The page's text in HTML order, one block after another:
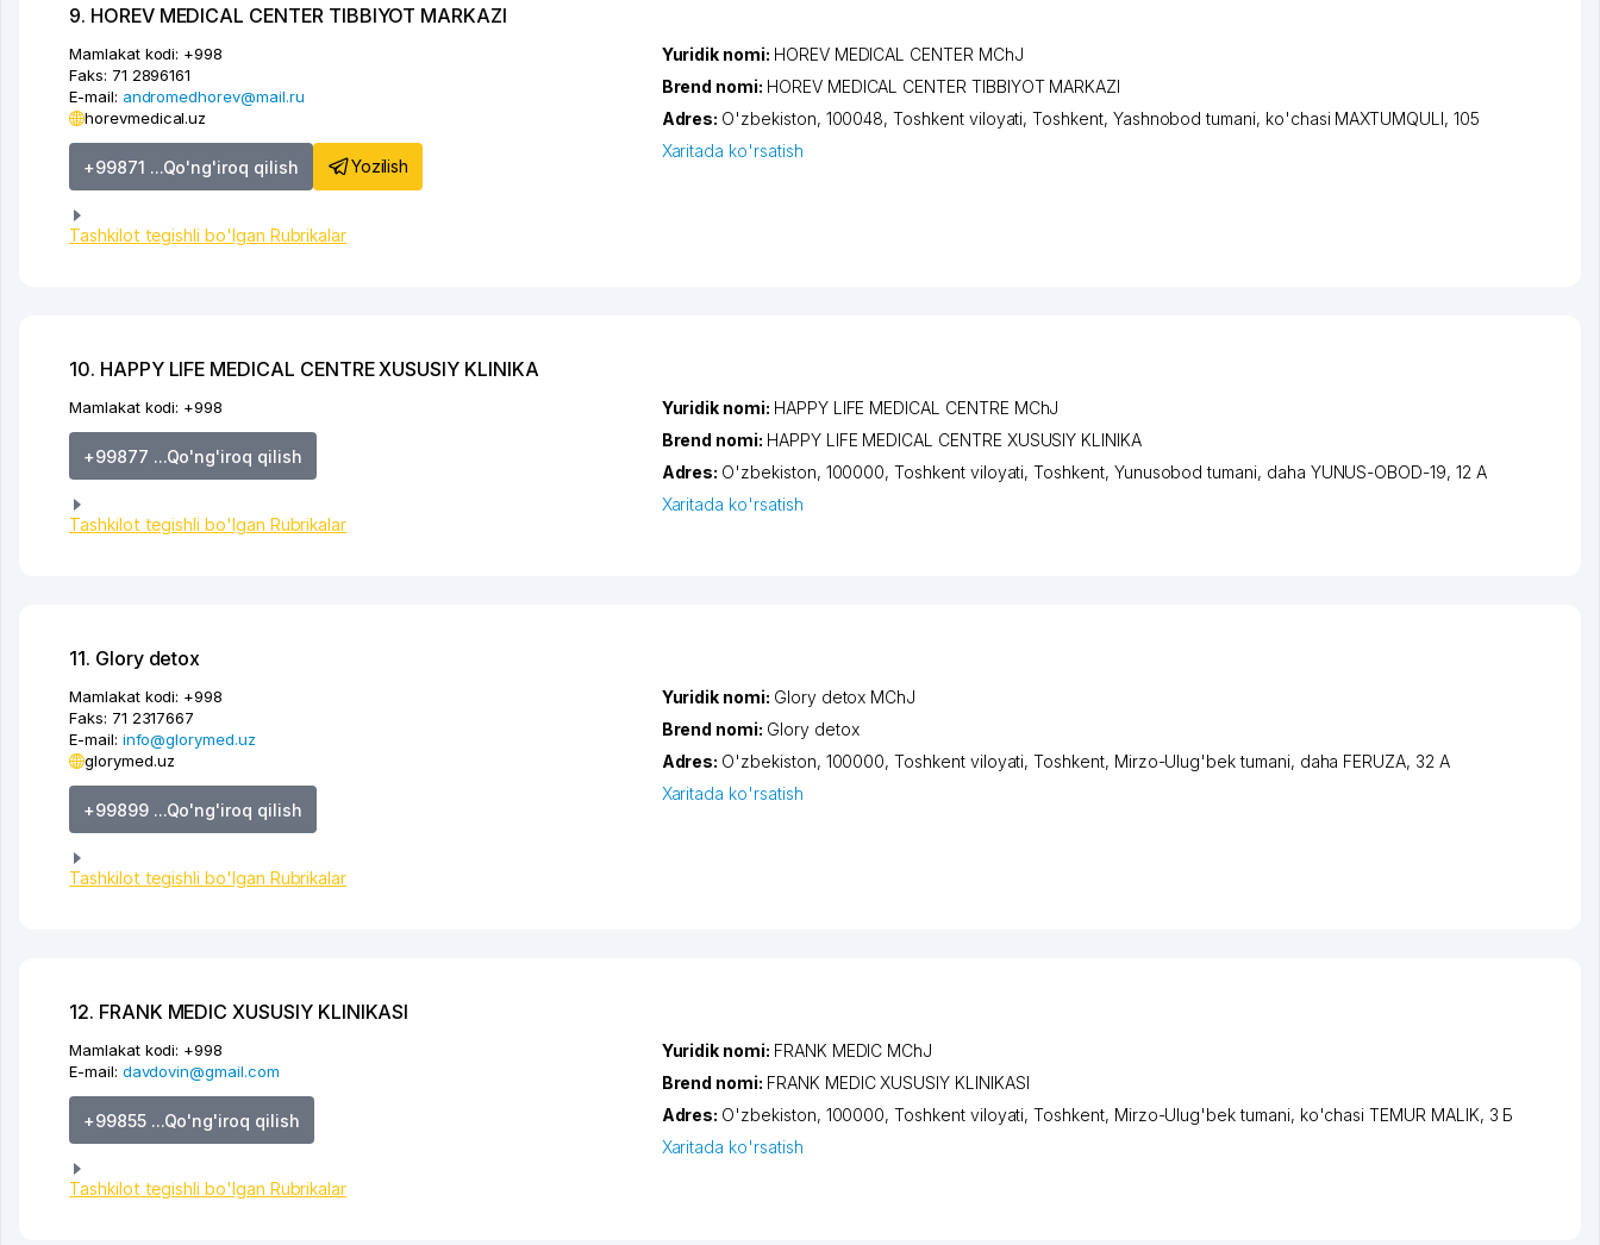
9. HOREV MEDICAL CENTER TIBBIYOT MARKAZI
Mamlakat kodi: +998
Faks: 71 2896161
E-mail: andromedhorev@mail.ru
horevmedical.uz
+99871 ...Qo'ng'iroq qilish Yozilish
Tashkilot tegishli bo'lgan Rubrikalar
Yuridik nomi: HOREV MEDICAL CENTER MChJ
Brend nomi: HOREV MEDICAL CENTER TIBBIYOT MARKAZI
Adres: O'zbekiston, 100048,Toshkent viloyati,Toshkent, Yashnobod tumani, ko'chasi MAXTUMQULI, 105
Xaritada ko'rsatish
10. HAPPY LIFE MEDICAL CENTRE XUSUSIY KLINIKA
Mamlakat kodi: +998
+99877 ...Qo'ng'iroq qilish
Tashkilot tegishli bo'lgan Rubrikalar
Yuridik nomi: HAPPY LIFE MEDICAL CENTRE MChJ
Brend nomi: HAPPY LIFE MEDICAL CENTRE XUSUSIY KLINIKA
Adres: O'zbekiston, 100000,Toshkent viloyati,Toshkent, Yunusobod tumani, daha YUNUS-OBOD-19, 12 А
Xaritada ko'rsatish
11. Glory detox
Mamlakat kodi: +998
Faks: 71 2317667
E-mail: info@glorymed.uz
glorymed.uz
+99899 ...Qo'ng'iroq qilish
Tashkilot tegishli bo'lgan Rubrikalar
Yuridik nomi: Glory detox MChJ
Brend nomi: Glory detox
Adres: O'zbekiston, 100000,Toshkent viloyati,Toshkent, Mirzo-Ulug'bek tumani, daha FERUZA, 32 А
Xaritada ko'rsatish
12. FRANK MEDIC XUSUSIY KLINIKASI
Mamlakat kodi: +998
E-mail: davdovin@gmail.com
+99855 ...Qo'ng'iroq qilish
Tashkilot tegishli bo'lgan Rubrikalar
Yuridik nomi: FRANK MEDIC MChJ
Brend nomi: FRANK MEDIC XUSUSIY KLINIKASI
Adres: O'zbekiston, 100000,Toshkent viloyati,Toshkent, Mirzo-Ulug'bek tumani, ko'chasi TEMUR MALIK, 3 Б
Xaritada ko'rsatish